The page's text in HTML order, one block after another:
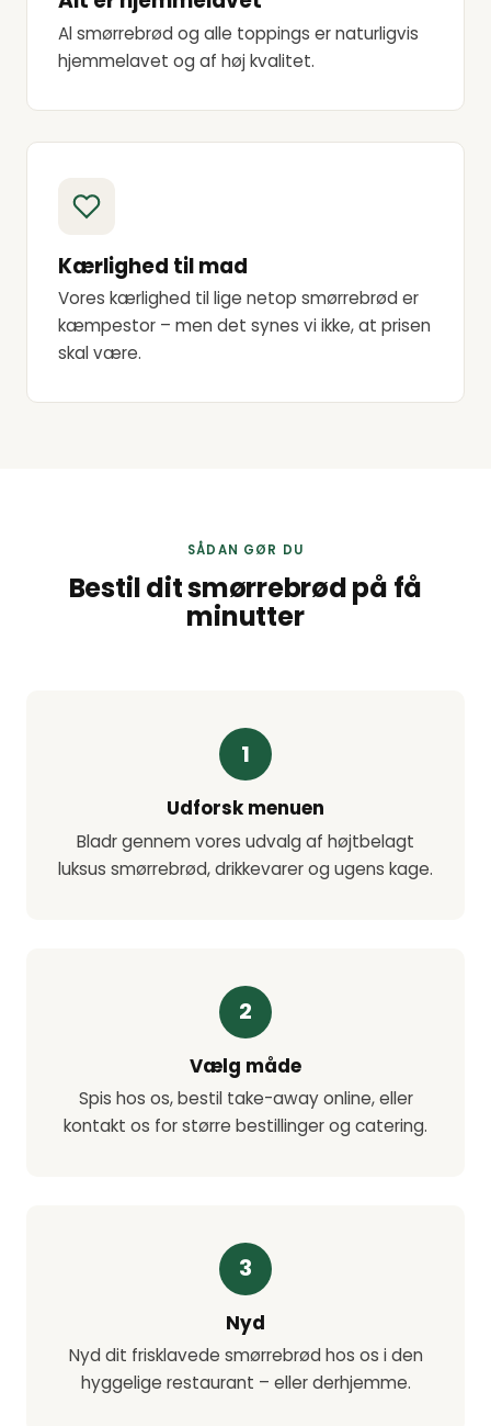
Al smørrebrød og alle toppings er naturligvis
hjemmelavet og af høj kvalitet.
Kærlighed til mad
Vores kærlighed til lige netop smørrebrød er
kæmpestor – men det synes vi ikke, at prisen
skal være.
SÅDAN GØR DU
Bestil dit smørrebrød på få
minutter
1
Udforsk menuen
Bladr gennem vores udvalg af højtbelagt
luksus smørrebrød, drikkevarer og ugens kage.
2
Vælg måde
Spis hos os, bestil take-away online, eller
kontakt os for større bestillinger og catering.
3
Nyd
Nyd dit frisklavede smørrebrød hos os i den
hyggelige restaurant – eller derhjemme.